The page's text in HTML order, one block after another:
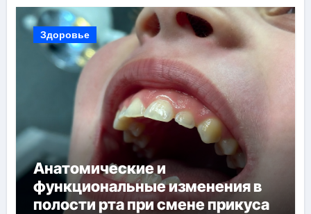
Здоровье
Анатомические и
функциональные изменения в
полости рта при смене прикуса